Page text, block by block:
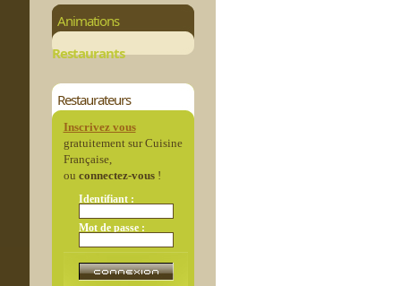
Animations
Restaurants
Restaurateurs
Inscrivez vous
gratuitement sur Cuisine
Française,
ou connectez-vous!
Identifiant :
Mot de passe :